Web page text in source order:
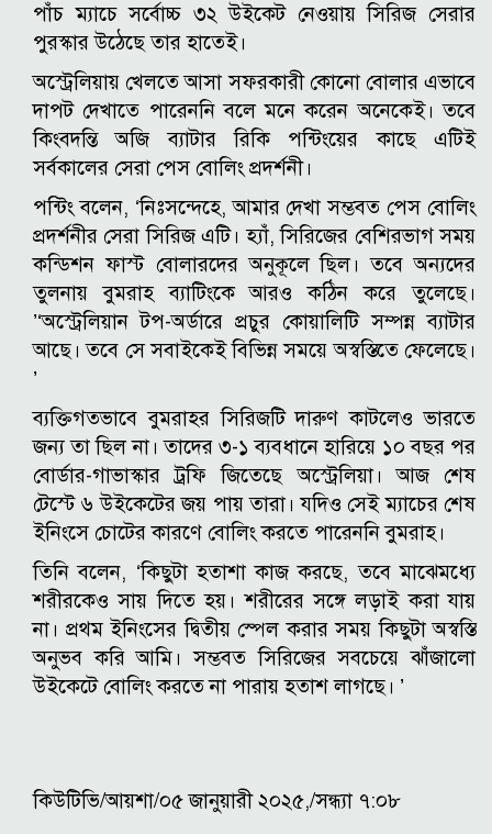
পাঁচ ম্যাচে সর্বোচ্চ ৩২ উইকেট নেওয়ায় সিরিজ সেরার
পুরস্কার উঠেছে তার হাতেই।
অস্ট্রেলিয়ায় খেলতে আসা সফরকারী কোনো বোলার এভাবে
দাপট দেখাতে পারেননি বলে মনে করেন অনেকেই। তবে
কিংবদন্তি অজি ব্যাটার রিকি পন্টিংয়ের কাছে এটিই
সর্বকালের সেরা পেস বোলিং প্রদর্শনী।
পন্টিং বলেন, ‘নিঃসন্দেহে, আমার দেখা সম্ভবত পেস বোলিং
প্রদর্শনীর সেরা সিরিজ এটি। হ্যাঁ, সিরিজের বেশিরভাগ সময়
কন্ডিশন ফাস্ট বোলারদের অনুকূলে ছিল। তবে অন্যদের
তুলনায় বুমরাহ ব্যাটিংকে আরও কঠিন করে তুলেছে।
’‘অস্ট্রেলিয়ান টপ-অর্ডারে প্রচুর কোয়ালিটি সম্পন্ন ব্যাটার
আছে। তবে সে সবাইকেই বিভিন্ন সময়ে অস্বস্তিতে ফেলেছে।
’
ব্যক্তিগতভাবে বুমরাহর সিরিজটি দারুণ কাটলেও ভারতে
জন্য তা ছিল না। তাদের ৩-১ ব্যবধানে হারিয়ে ১০ বছর পর
বোর্ডার-গাভাস্কার ট্রফি জিতেছে অস্ট্রেলিয়া। আজ শেষ
টেস্টে ৬ উইকেটের জয় পায় তারা। যদিও সেই ম্যাচের শেষ
ইনিংসে চোটের কারণে বোলিং করতে পারেননি বুমরাহ।
তিনি বলেন, ‘কিছুটা হতাশা কাজ করছে, তবে মাঝেমধ্যে
শরীরকেও সায় দিতে হয়। শরীরের সঙ্গে লড়াই করা যায়
না। প্রথম ইনিংসের দ্বিতীয় স্পেল করার সময় কিছুটা অস্বস্তি
অনুভব করি আমি। সম্ভবত সিরিজের সবচেয়ে ঝাঁজালো
উইকেটে বোলিং করতে না পারায় হতাশ লাগছে। ’
কিউটিভি/আয়শা/০৫ জানুয়ারী ২০২৫,/সন্ধ্যা ৭:০৮